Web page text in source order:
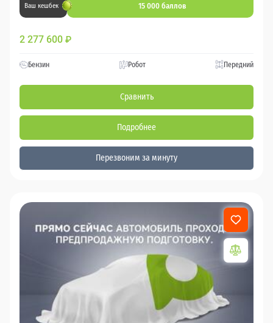
Ваш кешбек 15 000 баллов
2 277 600 ₽
Бензин Робот Передний
Сравнить
Подробнее
Перезвоним за минуту